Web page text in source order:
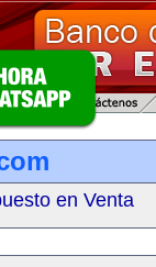
en Venta